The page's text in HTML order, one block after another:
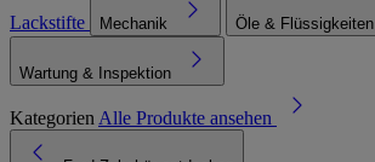
Lackstifte Mechanik Öle & Flüssigkeiten
Wartung & Inspektion
Kategorien Alle Produkte ansehen